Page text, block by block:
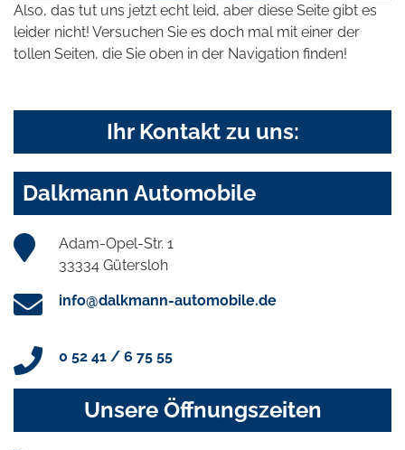
Also, das tut uns jetzt echt leid, aber diese Seite gibt es
leider nicht! Versuchen Sie es doch mal mit einer der
tollen Seiten, die Sie oben in der Navigation finden!
Ihr Kontakt zu uns:
Dalkmann Automobile
Adam-Opel-Str. 1
33334 Gütersloh
info@dalkmann-automobile.de
0 52 41 / 6 75 55
Unsere Öffnungszeiten